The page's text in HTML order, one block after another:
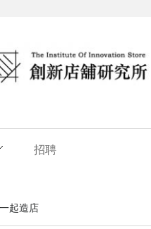
招聘
起造店